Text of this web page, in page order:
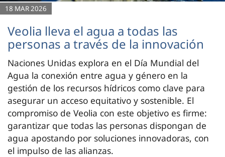
18 MAR 2026
Veolia lleva el agua a todas las
personas a través de la innovación
Naciones Unidas explora en el Día Mundial del
Agua la conexión entre agua y género en la
gestión de los recursos hídricos como clave para
asegurar un acceso equitativo y sostenible. El
compromiso de Veolia con este objetivo es firme:
garantizar que todas las personas dispongan de
agua apostando por soluciones innovadoras, con
el impulso de las alianzas.